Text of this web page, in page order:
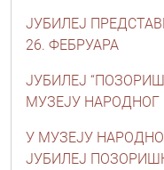
ЈУБИЛЕЈ
26. ФЕБРУАРА
ЈУБИЛЕЈ
МУЗЕЈУ
У МУЗЕЈУ
ЈУБИЛЕЈ